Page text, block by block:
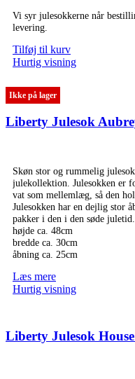
Vi syr julesokkerne når
levering.
Tilføj til kurv
Hurtig visning
Ikke på lager
Liberty Julesok
Skøn stor og rummelig
julekollektion. Julesokken er
vat som mellemlæg, så den
Julesokken har en dejlig stor
pakker i den i den søde juletid.
højde ca. 48cm
bredde ca. 30cm
åbning ca. 25cm
Læs mere
Hurtig visning
Liberty Julesok